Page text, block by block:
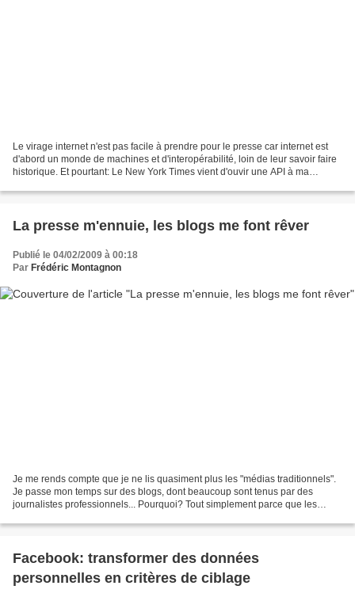
Le virage internet n'est pas facile à prendre pour le presse car internet est
d'abord un monde de machines et d'interopérabilité, loin de leur savoir faire
historique. Et pourtant: Le New York Times vient d'ouvir une API à ma
La presse m'ennuie, les blogs me font rêver
Publié le 04/02/2009 à 00:18
Par Frédéric Montagnon
Je me rends compte que je ne lis quasiment plus les "médias traditionnels".
Je passe mon temps sur des blogs, dont beaucoup sont tenus par des
journalistes professionnels... Pourquoi? Tout simplement parce que les
Facebook: transformer des données
personnelles en critères de ciblage